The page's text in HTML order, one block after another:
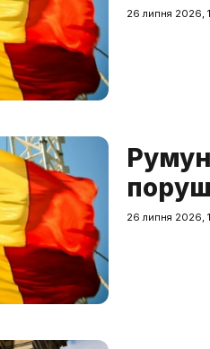
26 липня 2026,
26 липня 2026,